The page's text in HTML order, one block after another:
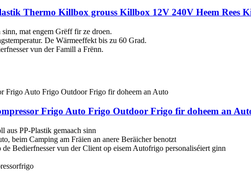
Thermo Killbox grouss Killbox 12V 240V Heem Rees
mat engem Grëff fir ze droen.
De Wärmeeffekt bis zu 60 Grad.
vun der Famill a Frënn.
Frigo Auto Frigo Outdoor Frigo fir doheem an
PP-Plastik gemaach sinn
beim Camping am Fräien an anere Beräicher benotzt
Bedierfnesser vun der Client op eisem Autofrigo personaliséiert ginn